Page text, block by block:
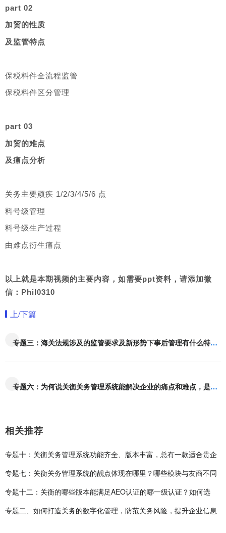
part 02
加贸的性质
及监管特点
保税料件全流程监管
保税料件区分管理
part 03
加贸的难点
及痛点分析
关务主要顽疾 1/2/3/4/5/6 点
料号级管理
料号级生产过程
由难点衍生痛点
以上就是本期视频的主要内容，如需要ppt资料，请添加微
信：Phil0310
上/下篇
专题三：海关法规涉及的监管要求及新形势下事后管理有什么特点？
专题六：为何说关衡关务管理系统能解决企业的痛点和难点，是如何解决的？
相关推荐
专题十：关衡关务管理系统功能齐全、版本丰富，总有一款适合贵企
专题七：关衡关务管理系统的靓点体现在哪里？哪些模块与友商不同
专题十二：关衡的哪些版本能满足AEO认证的哪一级认证？如何选
专题二、如何打造关务的数字化管理，防范关务风险，提升企业信息